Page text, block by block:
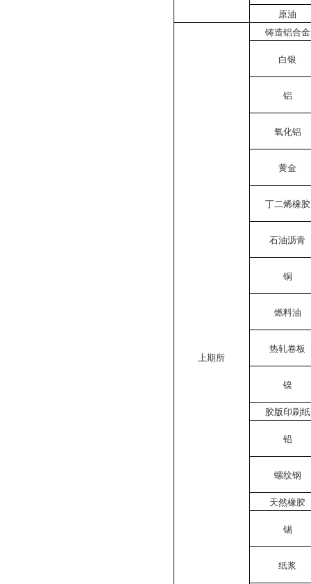
原油
上期所
铸造铝合金
白银
铝
氧化铝
黄金
丁二烯橡胶
石油沥青
铜
燃料油
热轧卷板
镍
胶版印刷纸
铅
螺纹钢
天然橡胶
锡
纸浆